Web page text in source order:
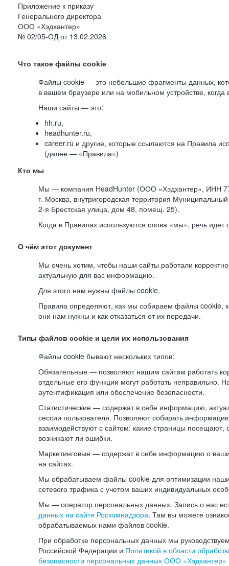
Приложение к приказу
Генерального директора
ООО «Хэдхантер»
№ 02/05-ОД от 13.02.2026
Что такое файлы cookie
Файлы cookie — это небольшие фрагменты данных,
в вашем браузере или на мобильном устройстве,
Наши сайты — это:
hh.ru,
headhunter.ru,
career.ru и другие, которые ссылаются на Правила
(далее — «Правила»)
Кто мы
Мы — компания HeadHunter (ООО «Хэдхантер», ИНН
г. Москва, внутригородская территория Муниципальный
2-я Брестская улица, дом 48, помещ. 25).
Когда в Правилах используются слова «мы», речь
О чём этот документ
Мы очень хотим, чтобы наши сайты работали
актуальную для вас информацию.
Для этого нам нужны файлы cookie.
Правила определяют, как мы собираем файлы cookie,
они нам нужны и как отказаться от их передачи.
Типы файлов cookie и цели их использования
Файлы cookie бывают нескольких типов:
Обязательные — позволяют нашим сайтам работать
отдельные его функции могут работать неправильно.
аутентификация или обеспечение безопасности.
Статистические — содержат в себе информацию,
сессии пользователя. Позволяют собирать
взаимодействуют с сайтом: какие страницы посещают,
возникают ли ошибки.
Маркетинговые — содержат в себе информацию о
на сайтах.
Мы обрабатываем файлы cookie для оптимизации
сетевого трафика с учетом ваших индивидуальных
Мы — оператор персональных данных. Запись о нас
данных на сайте Роскомнадзора. Там вы можете
обрабатываемых нами файлов cookie.
При обработке персональных данных мы
Российской Федерации и Политикой в области
безопасности персональных данных ООО «Хэдхантер»